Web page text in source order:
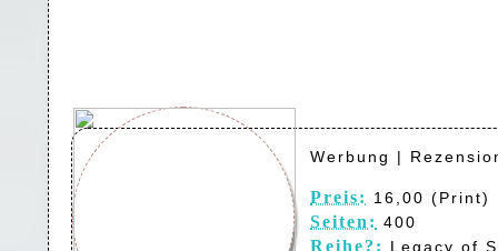
Werbung |
Preis: 16,00 (Print)
Seiten: 400
Reihe?: Legacy of